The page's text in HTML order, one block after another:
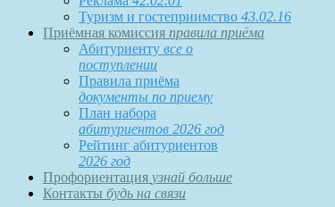
Туризм и гостеприимство 43.02.16
Приёмная комиссия правила приёма
Абитуриенту все о
поступлении
Правила приёма
документы по приему
План набора
абитуриентов 2026 год
Рейтинг абитуриентов
2026 год
Профориентация узнай больше
Контакты будь на связи